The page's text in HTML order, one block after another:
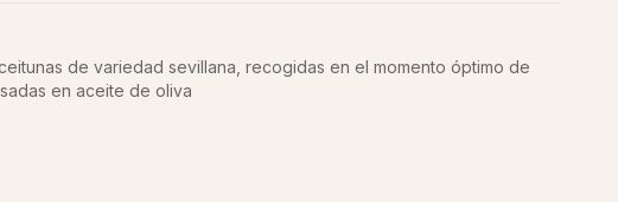
de variedad sevillana, recogidas en el momento óptimo de
en aceite de oliva